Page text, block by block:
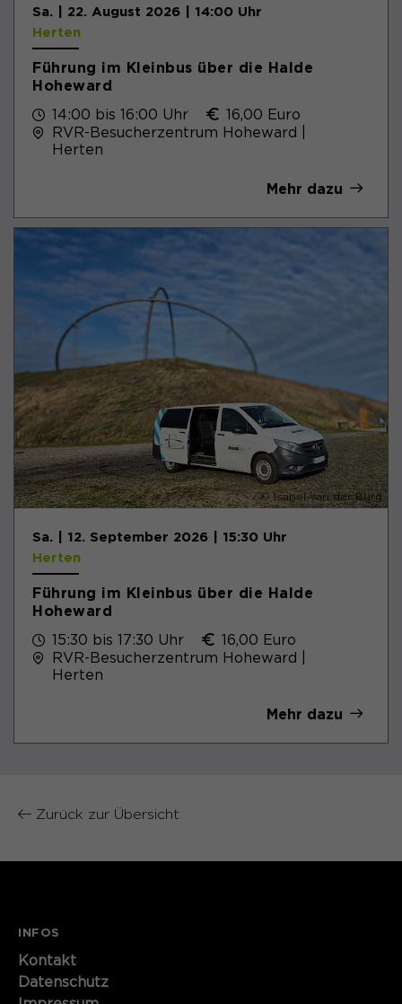
Sa. | 22. August 2026 | 14:00 Uhr
Herten
Führung im Kleinbus über die Halde
Hoheward
14:00 bis 16:00 Uhr
16,00 Euro
RVR-Besucherzentrum Hoheward |
Herten
Mehr dazu
© Isabel van der Burg
Sa. | 12. September 2026 | 15:30 Uhr
Herten
Führung im Kleinbus über die Halde
Hoheward
15:30 bis 17:30 Uhr
16,00 Euro
RVR-Besucherzentrum Hoheward |
Herten
Mehr dazu
Zurück zur Übersicht
INFOS
Kontakt​​​​​
Datenschutz